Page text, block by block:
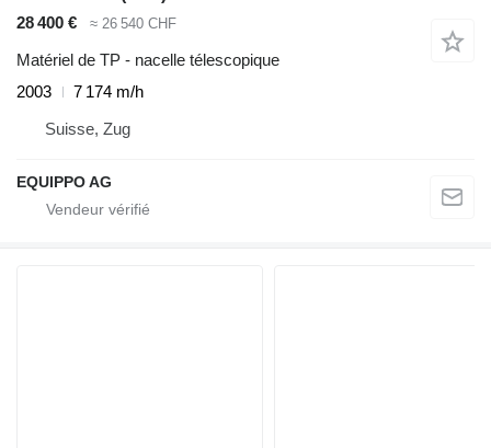
28 400 €
≈ 26 540 CHF
Matériel de TP - nacelle télescopique
2003
7 174 m/h
Suisse, Zug
EQUIPPO AG